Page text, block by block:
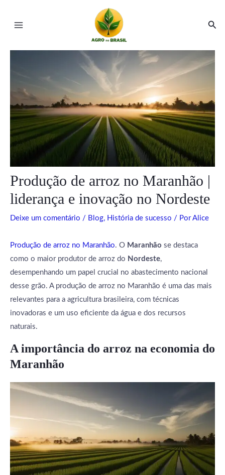
Menu
Produção de arroz no Maranhão |
liderança e inovação no Nordeste
Deixe um comentário / Blog, História de sucesso / PorAlice
Produção de arroz no Maranhão. O Maranhão se destaca
como o maior produtor de arroz do Nordeste,
desempenhando um papel crucial no abastecimento nacional
desse grão. A produção de arroz no Maranhão é uma das mais
relevantes para a agricultura brasileira, com técnicas
inovadoras e um uso eficiente da água e dos recursos
naturais.
A importância do arroz na economia do
Maranhão